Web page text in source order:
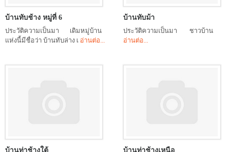
บ้านทับช้าง หมู่ที่ 6
ประวัติความเป็นมา เดิมหมู่บ้าน
แห่งนี้มีชื่อว่า บ้านทับล่าง เ อ่านต่อ...
บ้านทับม้า
ประวัติความเป็นมา ชาวบ้าน
อ่านต่อ...
บ้านท่าช้างใต้ บ้านท่าช้างเหนือ